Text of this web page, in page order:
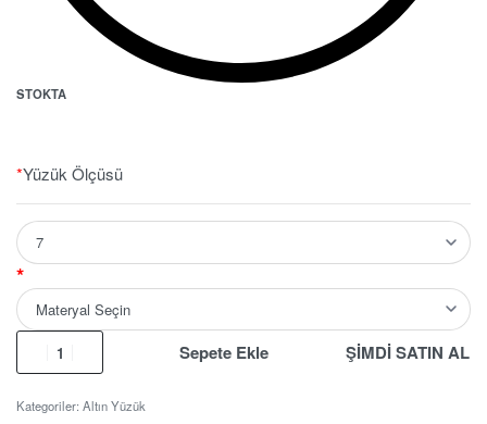
STOKTA
*Yüzük Ölçüsü
*
Sepete Ekle ŞİMDİ SATIN AL
Kategoriler: Altın Yüzük